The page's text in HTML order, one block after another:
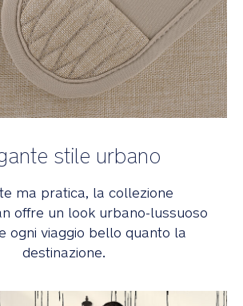
stile urbano
ma pratica, la collezione
offre un look urbano-lussuoso
ogni viaggio bello quanto la
destinazione.